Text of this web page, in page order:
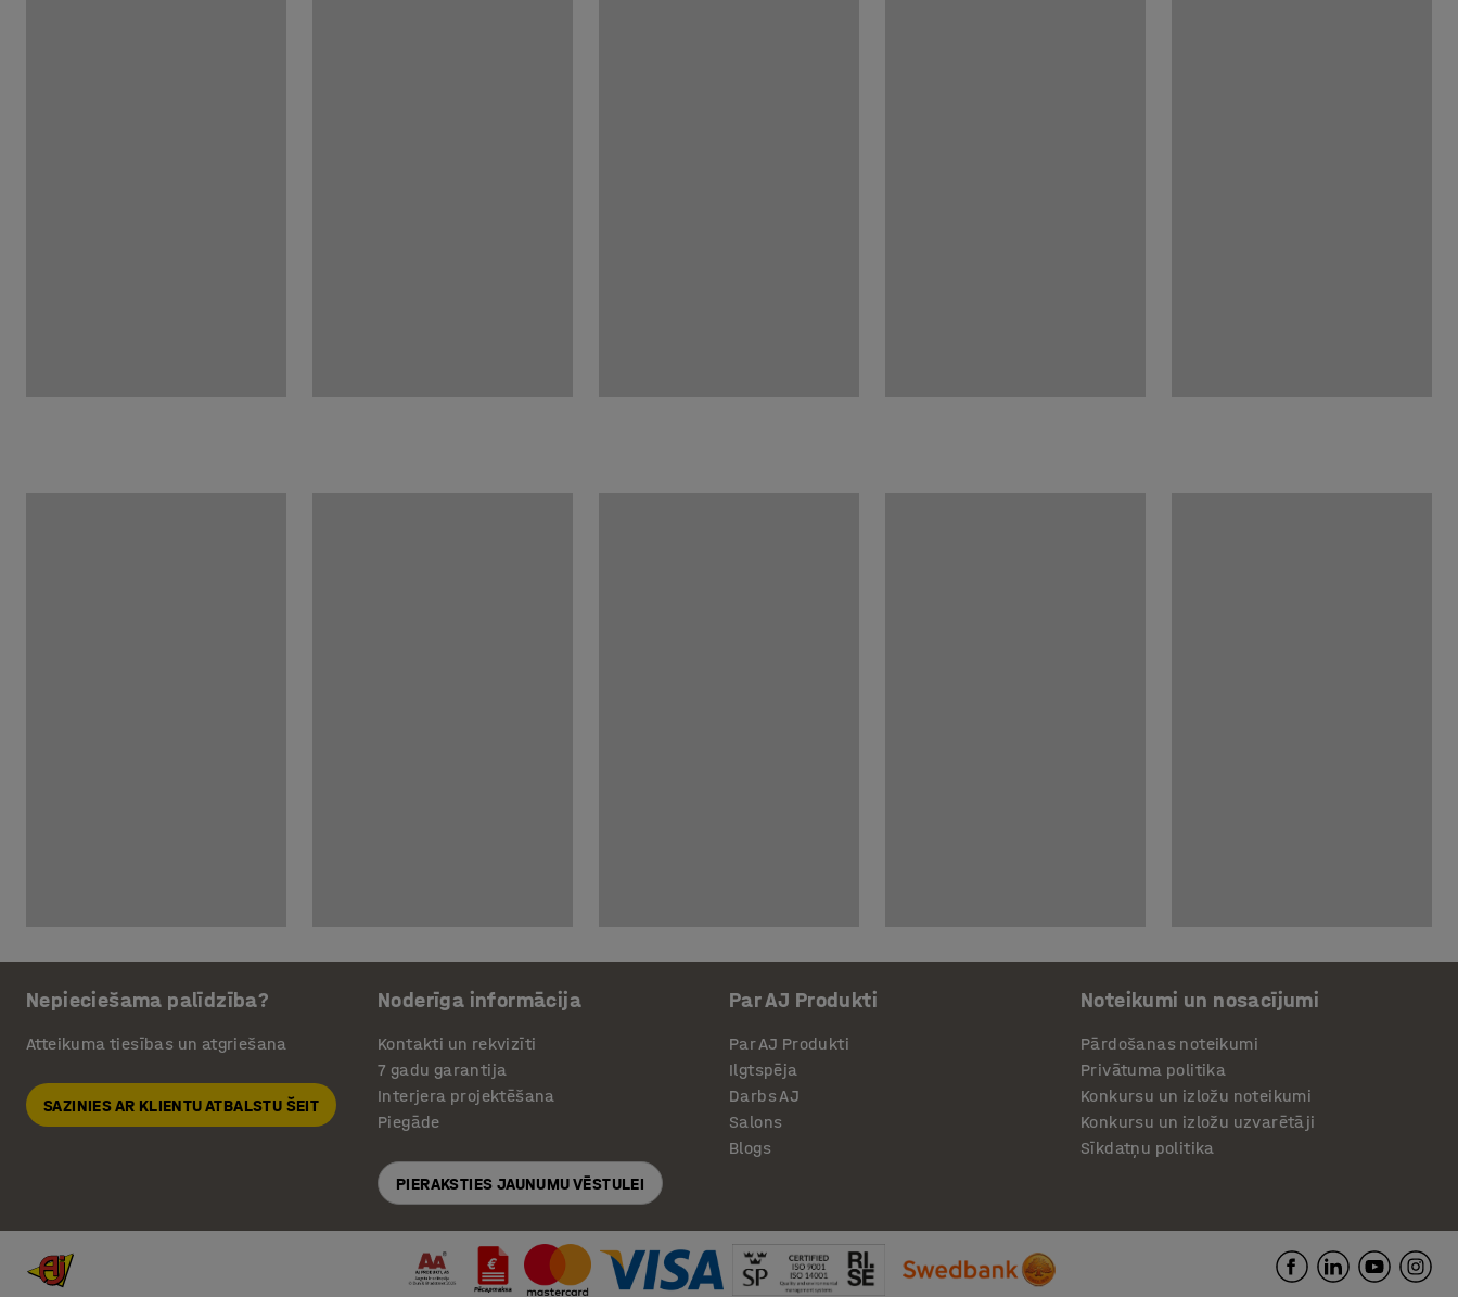
Nepieciešama palīdzība?
Atteikuma tiesības un atgriešana
SAZINIES AR KLIENTU ATBALSTU ŠEIT
Noderīga informācija
Kontakti un rekvizīti
7 gadu garantija
Interjera projektēšana
Piegāde
PIERAKSTIES JAUNUMU VĒSTULEI
Par AJ Produkti
Par AJ Produkti
Ilgtspēja
Darbs AJ
Salons
Blogs
Noteikumi un nosacījumi
Pārdošanas noteikumi
Privātuma politika
Konkursu un izložu noteikumi
Konkursu un izložu uzvarētāji
Sīkdatņu politika